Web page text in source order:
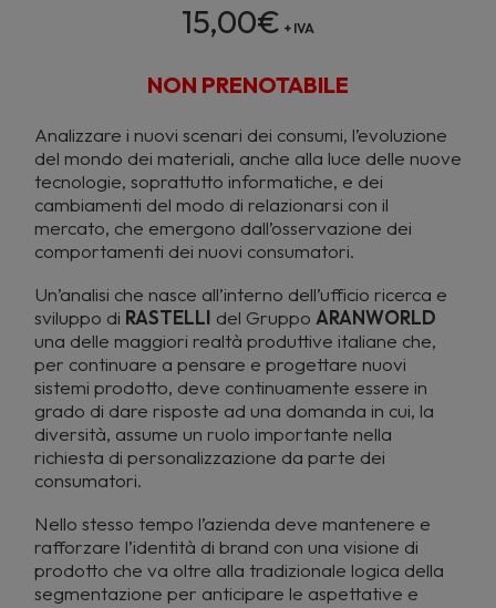
15,00€ + IVA
NON PRENOTABILE
Analizzare i nuovi scenari dei consumi, l’evoluzione
del mondo dei materiali, anche alla luce delle nuove
tecnologie, soprattutto informatiche, e dei
cambiamenti del modo di relazionarsi con il
mercato, che emergono dall’osservazione dei
comportamenti dei nuovi consumatori.
Un’analisi che nasce all’interno dell’ufficio ricerca e
sviluppo di RASTELLI del Gruppo ARANWORLD
una delle maggiori realtà produttive italiane che,
per continuare a pensare e progettare nuovi
sistemi prodotto, deve continuamente essere in
grado di dare risposte ad una domanda in cui, la
diversità, assume un ruolo importante nella
richiesta di personalizzazione da parte dei
consumatori.
Nello stesso tempo l’azienda deve mantenere e
rafforzare l’identità di brand con una visione di
prodotto che va oltre alla tradizionale logica della
segmentazione per anticipare le aspettative e